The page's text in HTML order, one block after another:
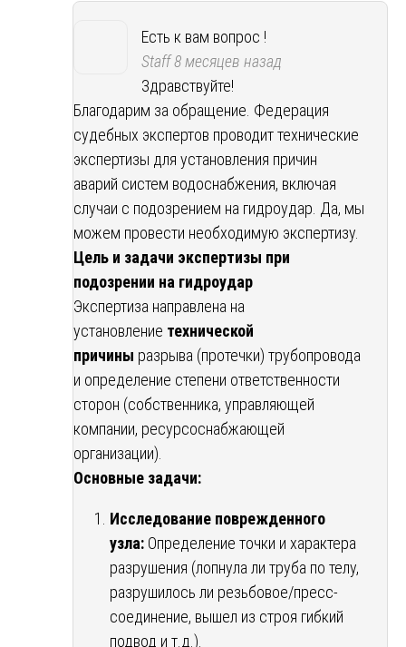
Есть к вам вопрос !
Staff8 месяцев назад
Здравствуйте!
Благодарим за обращение. Федерация
судебных экспертов проводит технические
экспертизы для установления причин
аварий систем водоснабжения, включая
случаи с подозрением на гидроудар. Да, мы
можем провести необходимую экспертизу.
Цель и задачи экспертизы при
подозрении на гидроудар
Экспертиза направлена на
установление технической
причины разрыва (протечки) трубопровода
и определение степени ответственности
сторон (собственника, управляющей
компании, ресурсоснабжающей
организации).
Основные задачи:
Исследование поврежденного
узла: Определение точки и характера
разрушения (лопнула ли труба по телу,
разрушилось ли резьбовое/пресс-
соединение, вышел из строя гибкий
подвод и т.д.).